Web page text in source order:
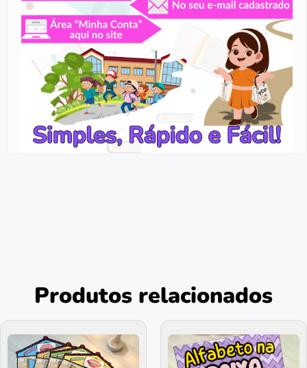
Produtos relacionados